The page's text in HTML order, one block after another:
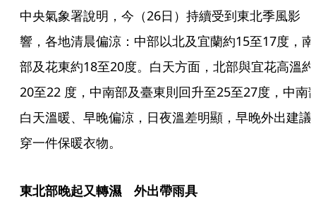
中央氣象署說明，今（26日）持續受到東北季風影
響，各地清晨偏涼：中部以北及宜蘭約15至17度，南
部及花東約18至20度。白天方面，北部與宜花高溫約
20至22 度，中南部及臺東則回升至25至27度，中南
白天溫暖、早晚偏涼，日夜溫差明顯，早晚外出建議
穿一件保暖衣物。
東北部晚起又轉濕　外出帶雨具